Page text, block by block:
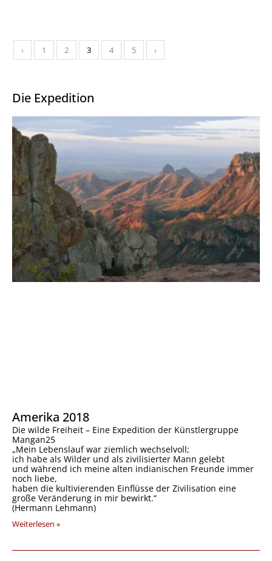
‹ 1 2 3 4 5 ›
Die Expedition
Amerika 2018
Die wilde Freiheit – Eine Expedition der Künstlergruppe
Mangan25
„Mein Lebenslauf war ziemlich wechselvoll;
ich habe als Wilder und als zivilisierter Mann gelebt
und während ich meine alten indianischen Freunde immer
noch liebe,
haben die kultivierenden Einflüsse der Zivilisation eine
große Veränderung in mir bewirkt.“
(Hermann Lehmann)
Weiterlesen »